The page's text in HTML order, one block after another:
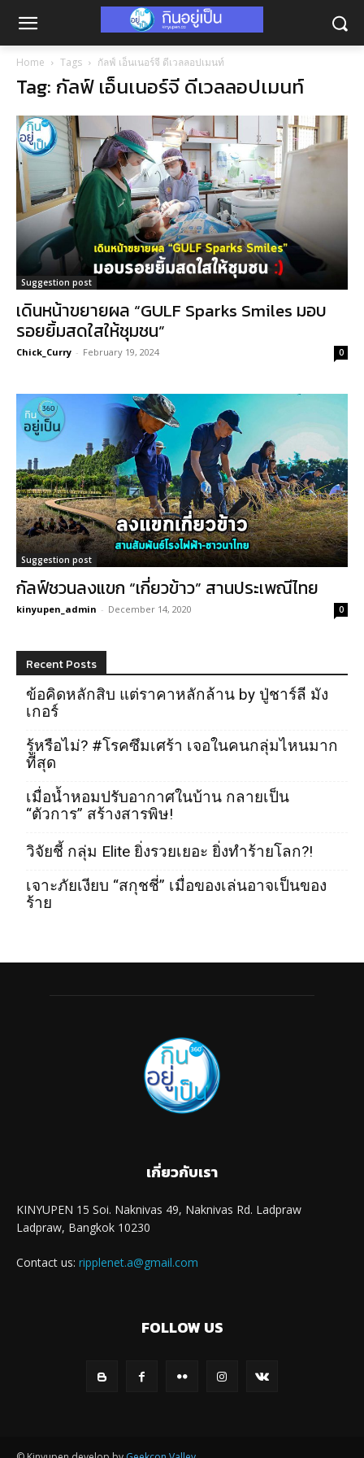
Home Tags กัลฟ์ เอ็นเนอร์จี ดีเวลลอปเมนท์
Tag: กัลฟ์ เอ็นเนอร์จี ดีเวลลอปเมนท์
Suggestion post
เดินหน้าขยายผล “GULF Sparks Smiles มอบ
รอยยิ้มสดใสให้ชุมชน”
Chick_Curry - February 19, 2024 0
Suggestion post
กัลฟ์ชวนลงแขก “เกี่ยวข้าว” สานประเพณีไทย
kinyupen_admin - December 14, 2020 0
Recent Posts
ข้อคิดหลักสิบ แต่ราคาหลักล้าน by ปู่ชาร์ลี มัง
เกอร์
รู้หรือไม่? #โรคซึมเศร้า เจอในคนกลุ่มไหนมาก
ที่สุด
เมื่อน้ำหอมปรับอากาศในบ้าน กลายเป็น
“ตัวการ” สร้างสารพิษ!
วิจัยชี้ กลุ่ม Elite ยิ่งรวยเยอะ ยิ่งทำร้ายโลก?!
เจาะภัยเงียบ “สกุชชี่” เมื่อของเล่นอาจเป็นของ
ร้าย
เกี่ยวกับเรา
KINYUPEN 15 Soi. Naknivas 49, Naknivas Rd. Ladpraw
Ladpraw, Bangkok 10230
Contact us: ripplenet.a@gmail.com
FOLLOW US